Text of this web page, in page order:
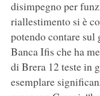
disimpegno per
riallestimento si è
potendo contare sul
Banca Ifis che ha
di Brera 12 teste in
esemplare